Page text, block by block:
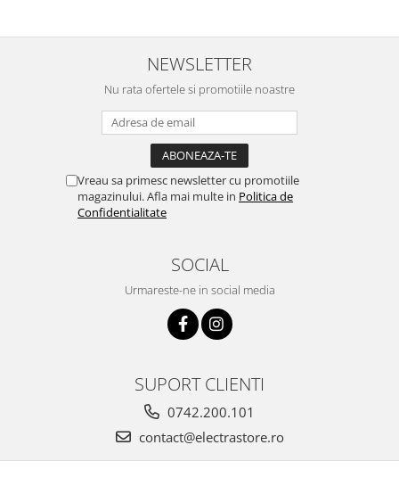
NEWSLETTER
Nu rata ofertele si promotiile noastre
Vreau sa primesc newsletter cu promotiile
magazinului. Afla mai multe in Politica de
Confidentialitate
SOCIAL
Urmareste-ne in social media
SUPORT CLIENTI
0742.200.101
contact@electrastore.ro